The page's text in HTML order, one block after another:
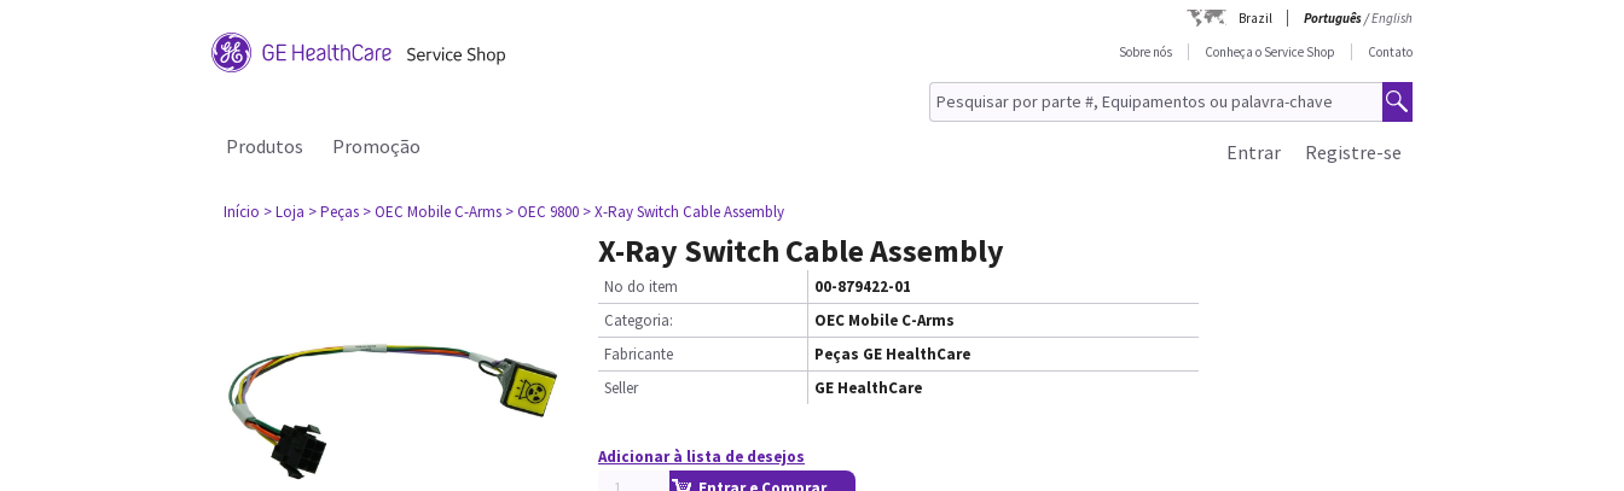
Brazil Português/English
Sobre nós
Conheça o Service Shop Contato
Produtos Promoção Registre-se
Entrar
Início > Loja > Peças > OEC Mobile C-Arms > OEC 9800 > X-Ray Switch Cable Assembly
X-Ray Switch Cable Assembly
No do item
00-879422-01
Categoria:
OEC Mobile C-Arms
Fabricante
Peças GE HealthCare
Seller
GE HealthCare
Adicionar à lista de desejos